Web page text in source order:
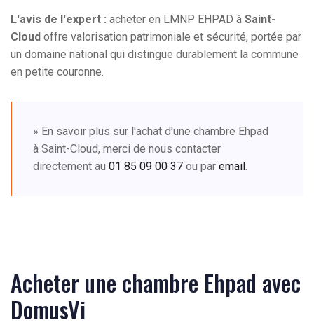
L'avis de l'expert : acheter en LMNP EHPAD à Saint-
Cloud offre valorisation patrimoniale et sécurité, portée par
un domaine national qui distingue durablement la commune
en petite couronne.
» En savoir plus sur l'achat d'une chambre Ehpad
à Saint-Cloud, merci de nous contacter
directement au 01 85 09 00 37 ou par email.
Acheter une chambre Ehpad avec
DomusVi